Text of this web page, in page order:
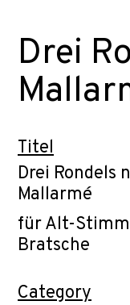
Drei
Titel
Drei Rondels
Mallarmé
für Alt-
Bratsche
Category